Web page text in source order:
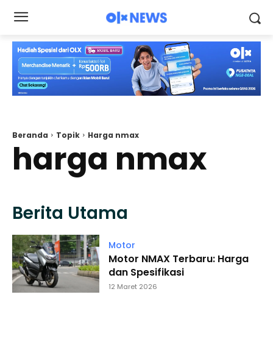
Beranda Topik Harga nmax
harga nmax
Berita Utama
Motor
Motor NMAX Terbaru: Harga
dan Spesifikasi
12 Maret 2026